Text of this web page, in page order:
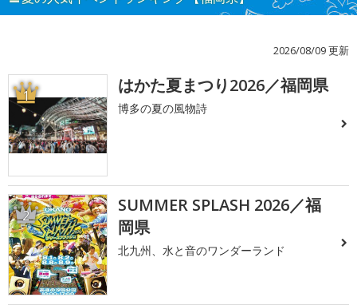
2026/08/09 更新
1 はかた夏まつり2026／福岡県
博多の夏の風物詩
2
SUMMER SPLASH 2026／福
岡県
北九州、水と音のワンダーランド